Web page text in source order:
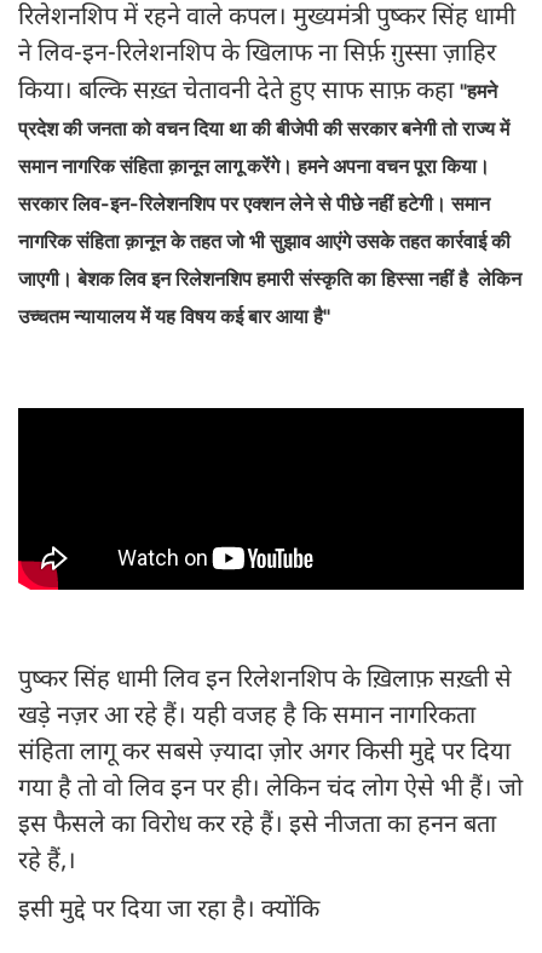
रिलेशनशिप में रहने वाले कपल। मुख्यमंत्री पुष्कर सिंह धामी
ने लिव-इन-रिलेशनशिप के खिलाफ ना सिर्फ़ ग़ुस्सा ज़ाहिर
किया। बल्कि सख़्त चेतावनी देते हुए साफ साफ़ कहा "हमने
प्रदेश की जनता को वचन दिया था की बीजेपी की सरकार बनेगी तो राज्य में
समान नागरिक संहिता क़ानून लागू करेंगे। हमने अपना वचन पूरा किया।
सरकार लिव-इन-रिलेशनशिप पर एक्शन लेने से पीछे नहीं हटेगी। समान
नागरिक संहिता क़ानून के तहत जो भी सुझाव आएंगे उसके तहत कार्रवाई की
जाएगी। बेशक लिव इन रिलेशनशिप हमारी संस्कृति का हिस्सा नहीं है लेकिन
उच्चतम न्यायालय में यह विषय कई बार आया है"
पुष्कर सिंह धामी लिव इन रिलेशनशिप के ख़िलाफ़ सख़्ती से
खड़े नज़र आ रहे हैं। यही वजह है कि समान नागरिकता
संहिता लागू कर सबसे ज़्यादा ज़ोर अगर किसी मुद्दे पर दिया
गया है तो वो लिव इन पर ही। लेकिन चंद लोग ऐसे भी हैं। जो
इस फैसले का विरोध कर रहे हैं। इसे नीजता का हनन बता
रहे हैं,।
इसी मुद्दे पर दिया जा रहा है। क्योंकि